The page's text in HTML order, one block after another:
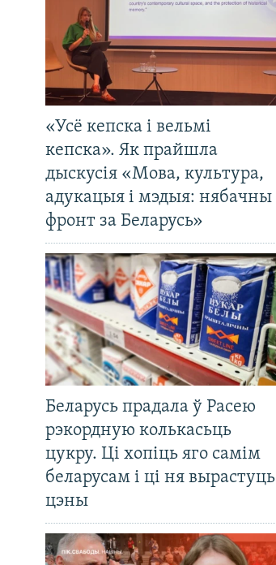
«Усё кепска і вельмі
кепска». Як прайшла
дыскусія «Мова, культура,
адукацыя і мэдыя: нябачны
фронт за Беларусь»
Беларусь прадала ў Расею
рэкордную колькасьць
цукру. Ці хопіць яго самім
беларусам і ці ня вырастуць
цэны